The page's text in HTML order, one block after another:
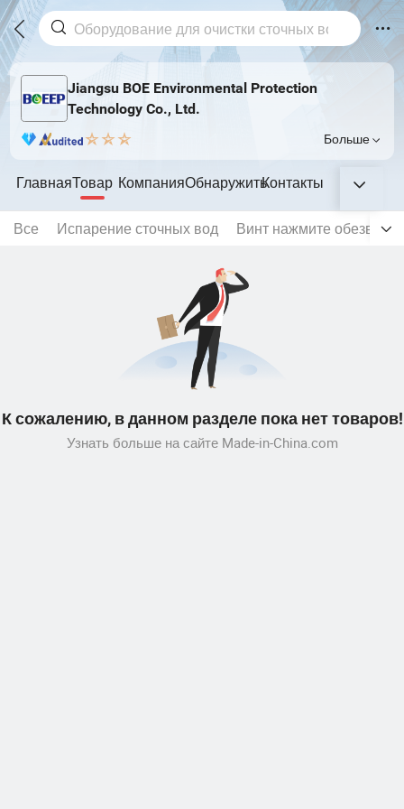
Jiangsu BOE Environmental Protection
Technology Co., Ltd.
Больше
ГлавнаяТовар КомпанияОбнаружитьКонтакты
Все Испарение сточных вод Винт нажмите
К сожалению, в данном разделе пока нет товаров!
Узнать больше на сайте Made-in-China.com